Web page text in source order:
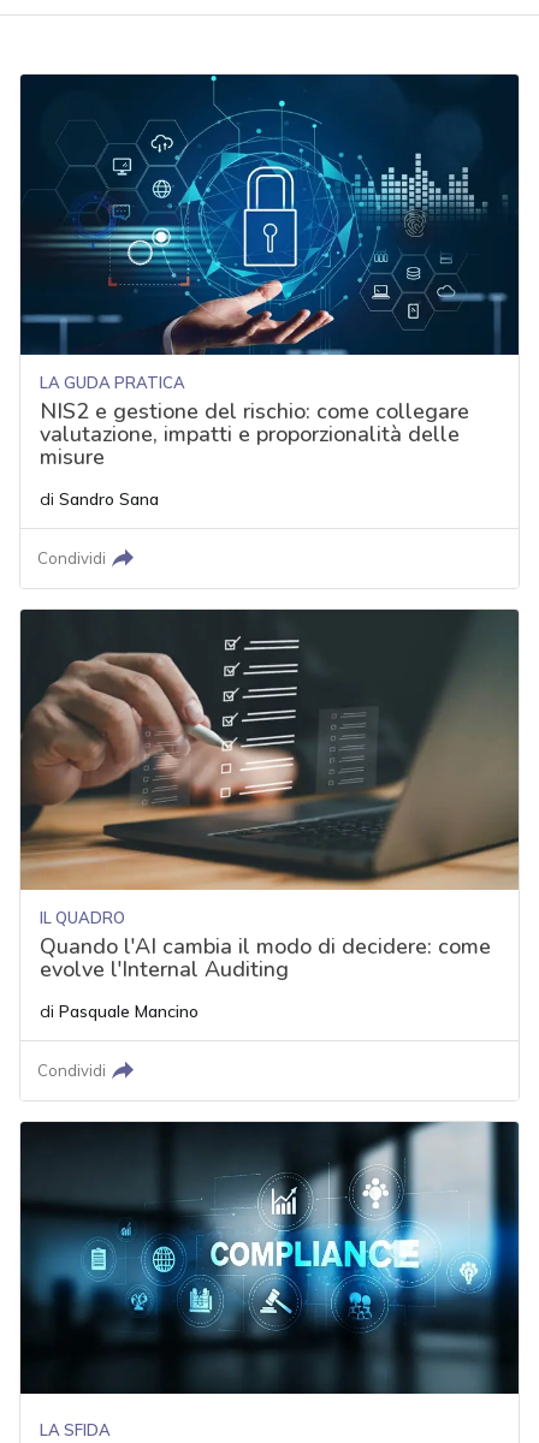
LA GUDA PRATICA
NIS2 e gestione del rischio: come collegare
valutazione, impatti e proporzionalità delle
misure
di Sandro Sana
Condividi
IL QUADRO
Quando l'AI cambia il modo di decidere: come
evolve l'Internal Auditing
di Pasquale Mancino
Condividi
LA SFIDA